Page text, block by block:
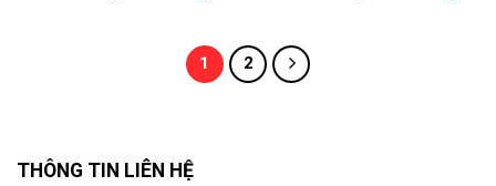
1 2
THÔNG TIN LIÊN HỆ